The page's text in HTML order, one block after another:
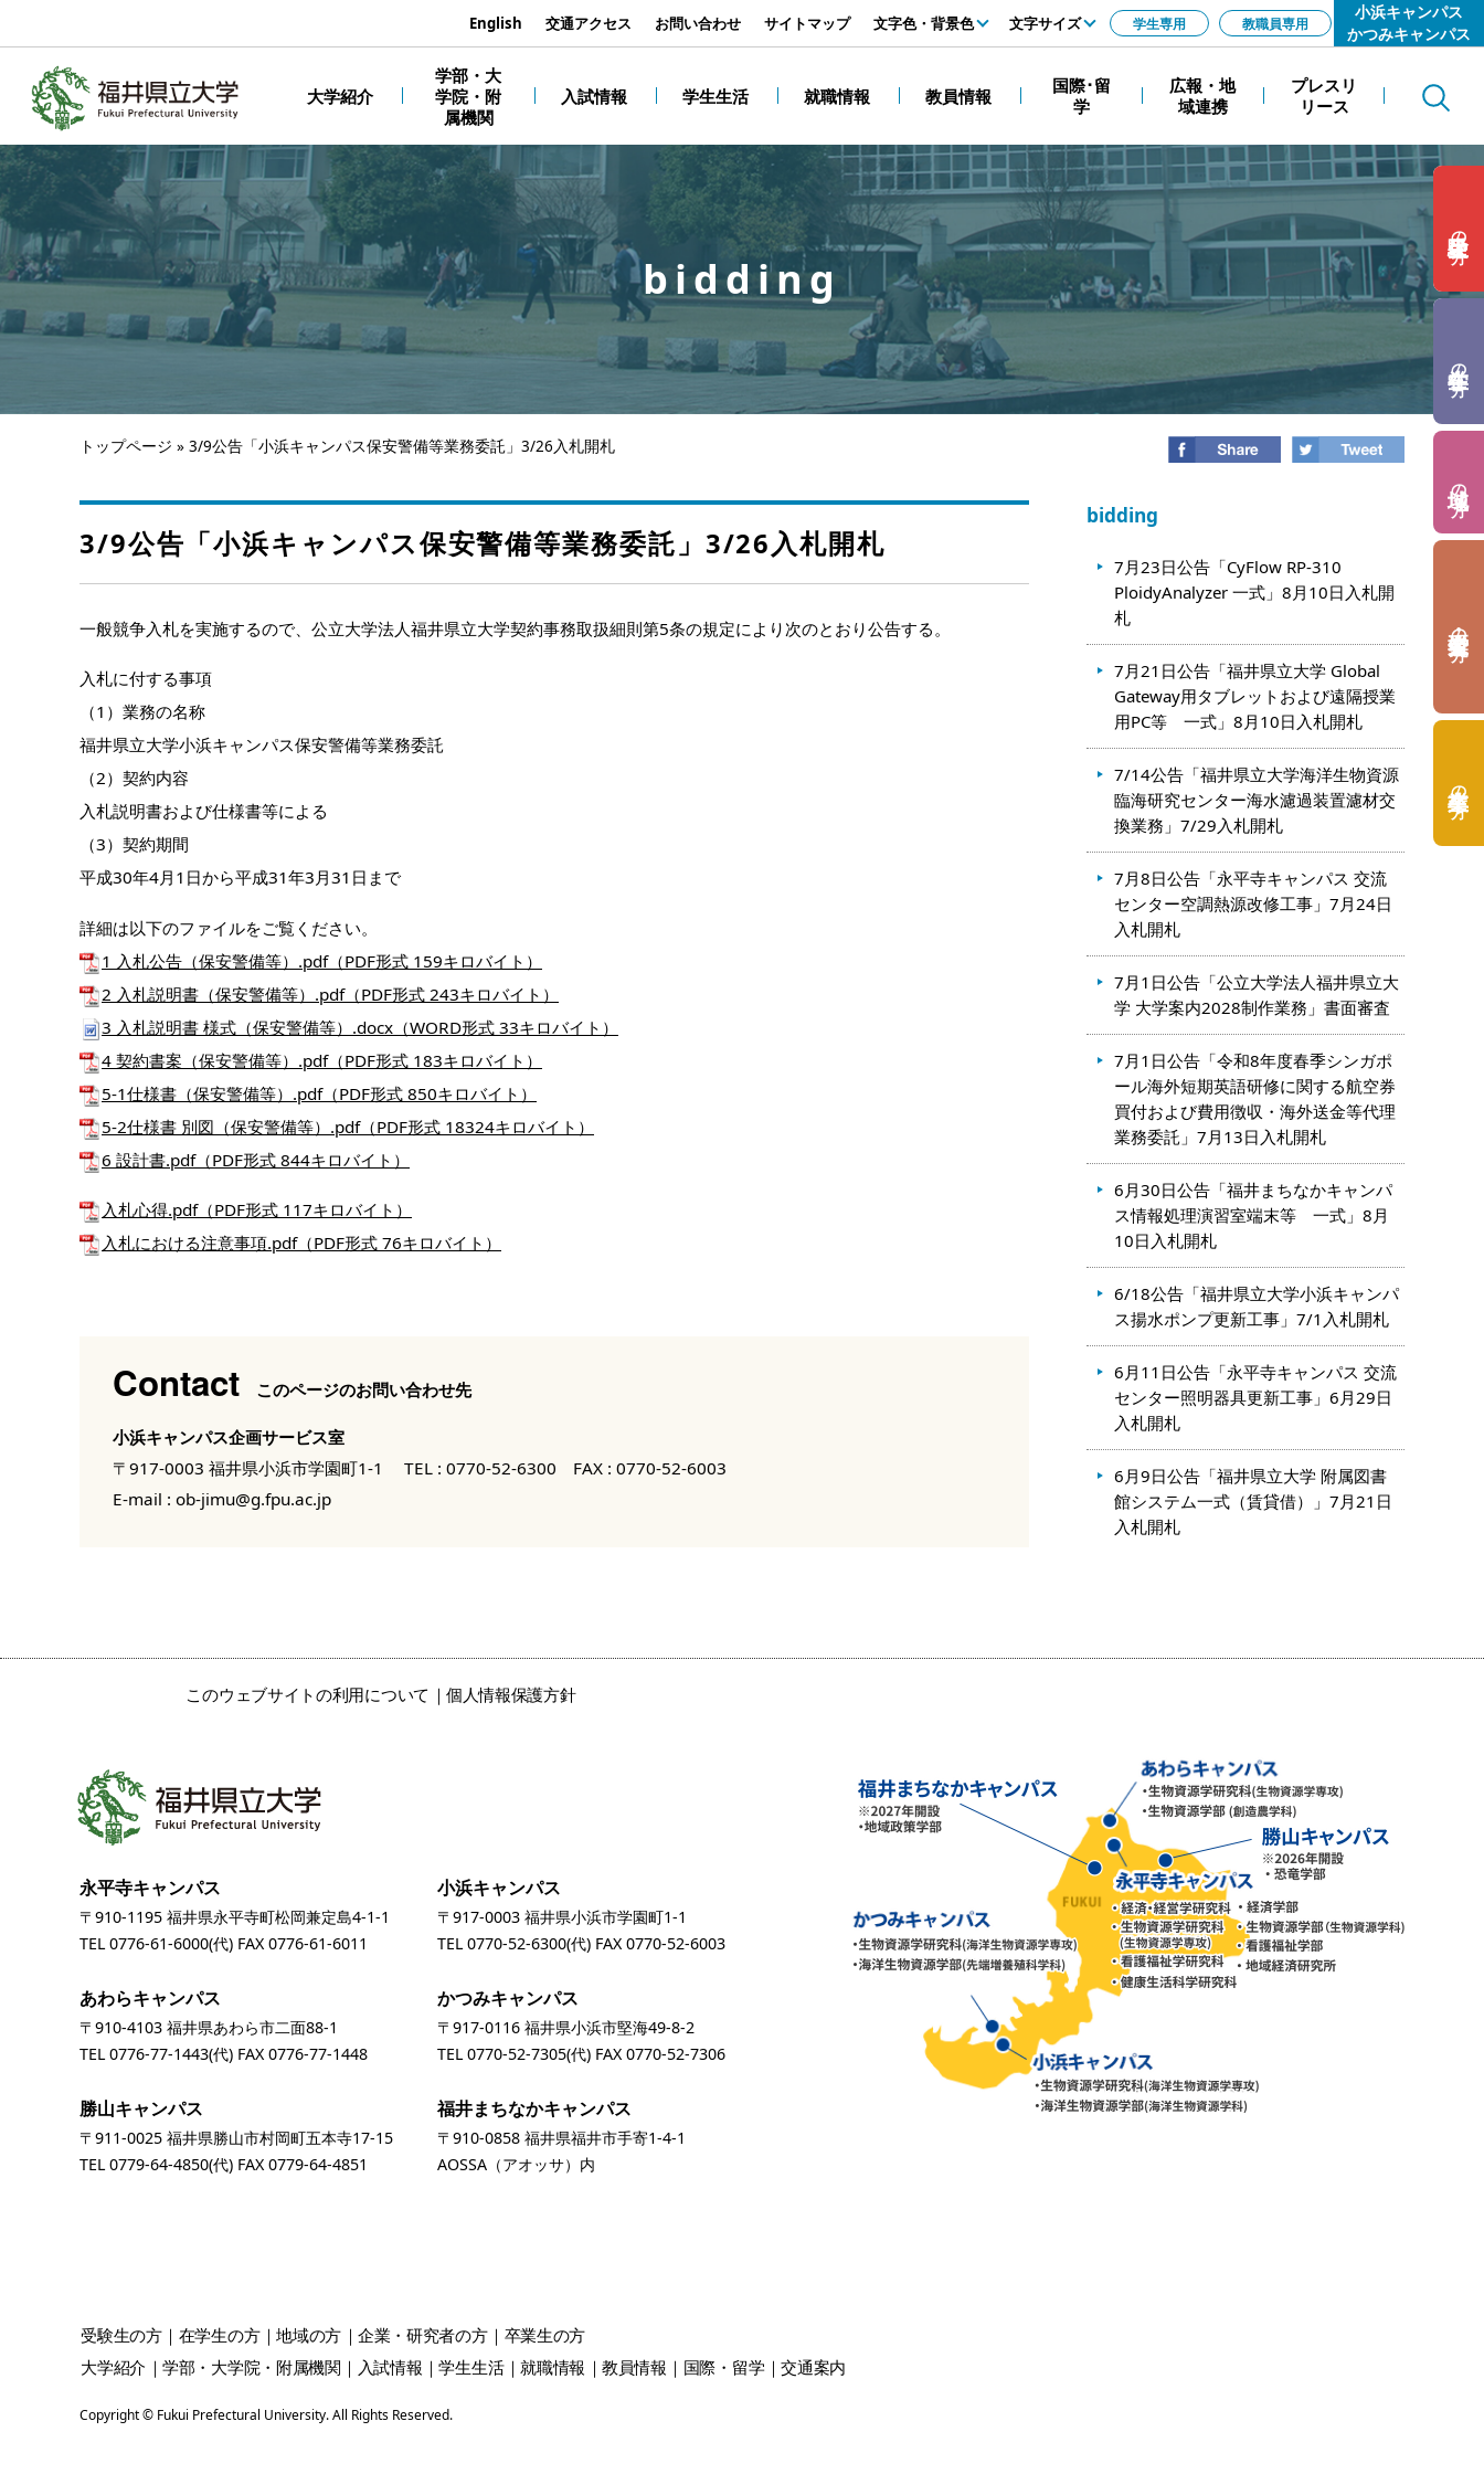
Search
大学紹介
学部・大
学院・附
属機関
入試情報 学生生活 就職情報 教員情報
国際･留
学
広報・地
域連携
プレスリ
リース
小浜キャンパス
かつみキャンパス
の方
の方
の方
の方
の方
English 交通アクセス お問い合わせ サイトマップ 文字色・背景色
黒
文字サイズ
拡大
学生専用 教職員専用
bidding
トップページ » 3/9公告「小浜キャンパス保安警備等業務委託」3/26入札開札
3/9公告「小浜キャンパス保安警備等業務委託」3/26入札開札
一般競争入札を実施するので、公立大学法人福井県立大学契約事務取扱細則第5条の規定により次のとおり公告する。
入札に付する事項
（1）業務の名称
福井県立大学小浜キャンパス保安警備等業務委託
（2）契約内容
入札説明書および仕様書等による
（3）契約期間
平成30年4月1日から平成31年3月31日まで
詳細は以下のファイルをご覧ください。
1 入札公告（保安警備等）.pdf（PDF形式 159キロバイト）
2 入札説明書（保安警備等）.pdf（PDF形式 243キロバイト）
3 入札説明書 様式（保安警備等）.docx（WORD形式 33キロバイト）
4 契約書案（保安警備等）.pdf（PDF形式 183キロバイト）
5-1仕様書（保安警備等）.pdf（PDF形式 850キロバイト）
5-2仕様書 別図（保安警備等）.pdf（PDF形式 18324キロバイト）
6 設計書.pdf（PDF形式 844キロバイト）
入札心得.pdf（PDF形式 117キロバイト）
入札における注意事項.pdf（PDF形式 76キロバイト）
Contact このページのお問い合わせ先
小浜キャンパス企画サービス室
〒917-0003 福井県小浜市学園町1-1
TEL : 0770-52-6300 FAX : 0770-52-6003
E-mail : ob-jimu@g.fpu.ac.jp
bidding
7月23日公告「CyFlow RP-310
PloidyAnalyzer 一式」8月10日入札開
札
7月21日公告「福井県立大学 Global
Gateway用タブレットおよび遠隔授業
用PC等 一式」8月10日入札開札
7/14公告「福井県立大学海洋生物資源
臨海研究センター海水濾過装置濾材交
換業務」7/29入札開札
7月8日公告「永平寺キャンパス 交流
センター空調熱源改修工事」7月24日
入札開札
7月1日公告「公立大学法人福井県立大
学 大学案内2028制作業務」書面審査
7月1日公告「令和8年度春季シンガポ
ール海外短期英語研修に関する航空券
買付および費用徴収・海外送金等代理
業務委託」7月13日入札開札
6月30日公告「福井まちなかキャンパ
ス情報処理演習室端末等 一式」8月
10日入札開札
6/18公告「福井県立大学小浜キャンパ
ス揚水ポンプ更新工事」7/1入札開札
6月11日公告「永平寺キャンパス 交流
センター照明器具更新工事」6月29日
入札開札
6月9日公告「福井県立大学 附属図書
館システム一式（賃貸借）」7月21日
入札開札
このウェブサイトの利用について 個人情報保護方針
永平寺キャンパス
〒910-1195 福井県永平寺町松岡兼定島4-1-1
TEL0776-61-6000(代) FAX 0776-61-6011
小浜キャンパス
〒917-0003 福井県小浜市学園町1-1
TEL0770-52-6300(代) FAX 0770-52-6003
あわらキャンパス
〒910-4103 福井県あわら市二面88-1
TEL0776-77-1443(代) FAX 0776-77-1448
かつみキャンパス
〒917-0116 福井県小浜市堅海49-8-2
TEL0770-52-7305(代) FAX 0770-52-7306
勝山キャンパス
〒911-0025 福井県勝山市村岡町五本寺17-15
TEL0779-64-4850(代) FAX 0779-64-4851
福井まちなかキャンパス
〒910-0858 福井県福井市手寄1-4-1
AOSSA（アオッサ）内
受験生の方 在学生の方 地域の方 企業・研究者の方 卒業生の方
大学紹介
学部・大学院・附属機関 入試情報 学生生活 就職情報 教員情報 国際・留学 交通案内
Copyright © Fukui Prefectural University. All Rights Reserved.